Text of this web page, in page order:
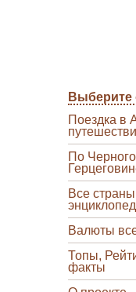
Выберите
Поездка в
По
Все
Валюты
Топы,
факты